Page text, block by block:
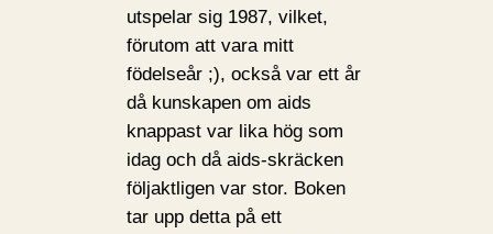
utspelar sig 1987, vilket,
förutom att vara mitt
födelseår ;), också var ett år
då kunskapen om aids
knappast var lika hög som
idag och då aids-skräcken
följaktligen var stor. Boken
tar upp detta på ett